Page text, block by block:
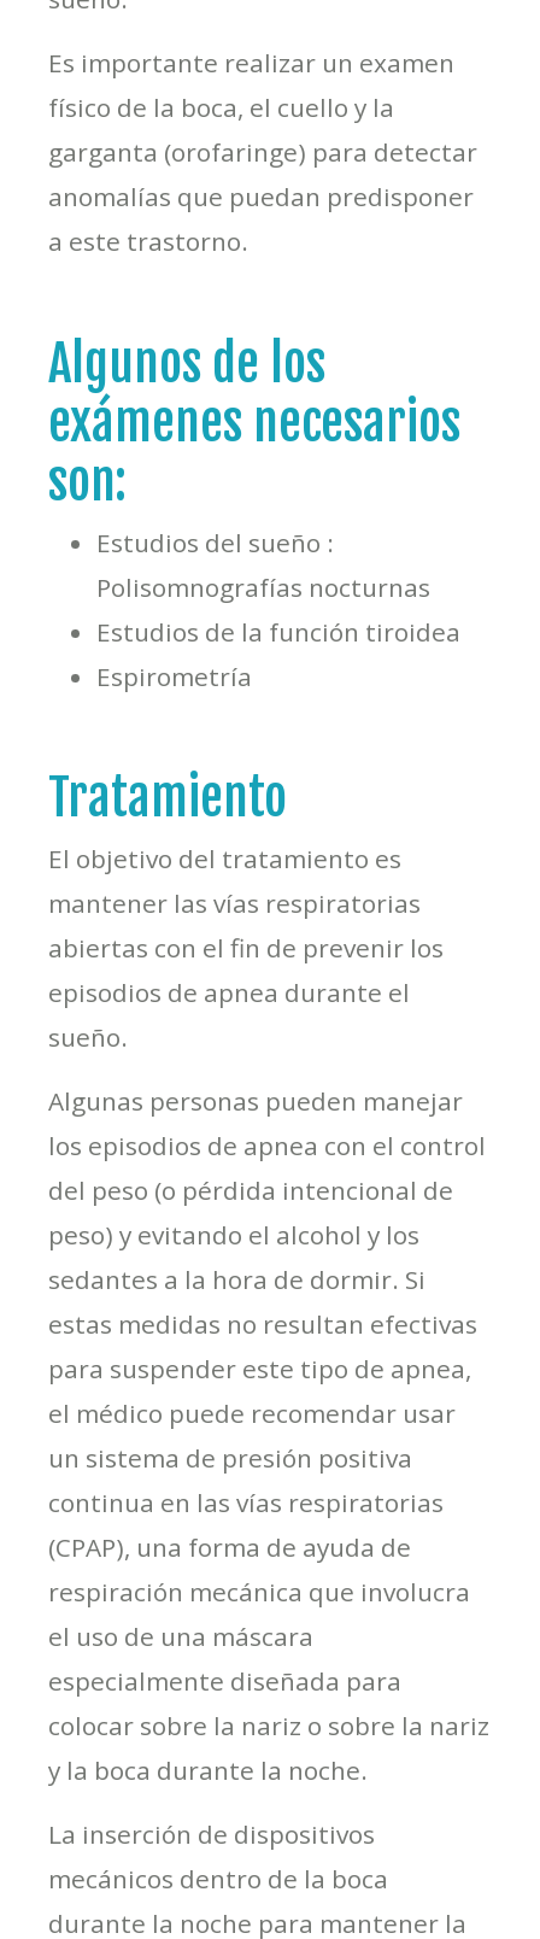
Es importante realizar un examen
físico de la boca, el cuello y la
garganta (orofaringe) para detectar
anomalías que puedan predisponer
a este trastorno.
Algunos de los
exámenes necesarios
son:
Estudios del sueño :
Polisomnografías nocturnas
Estudios de la función tiroidea
Espirometría
Tratamiento
El objetivo del tratamiento es
mantener las vías respiratorias
abiertas con el fin de prevenir los
episodios de apnea durante el
sueño.
Algunas personas pueden manejar
los episodios de apnea con el control
del peso (o pérdida intencional de
peso) y evitando el alcohol y los
sedantes a la hora de dormir. Si
estas medidas no resultan efectivas
para suspender este tipo de apnea,
el médico puede recomendar usar
un sistema de presión positiva
continua en las vías respiratorias
(CPAP), una forma de ayuda de
respiración mecánica que involucra
el uso de una máscara
especialmente diseñada para
colocar sobre la nariz o sobre la nariz
y la boca durante la noche.
La inserción de dispositivos
mecánicos dentro de la boca
durante la noche para mantener la